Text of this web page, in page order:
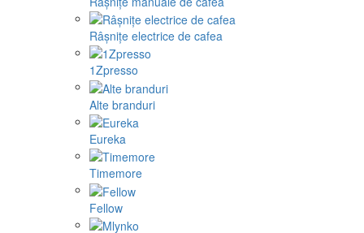
Râșnițe electrice de cafea
1Zpresso
Alte branduri
Eureka
Timemore
Fellow